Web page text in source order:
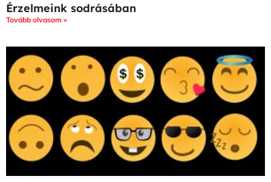
Érzelmeink sodrásában
Tovább olvasom »